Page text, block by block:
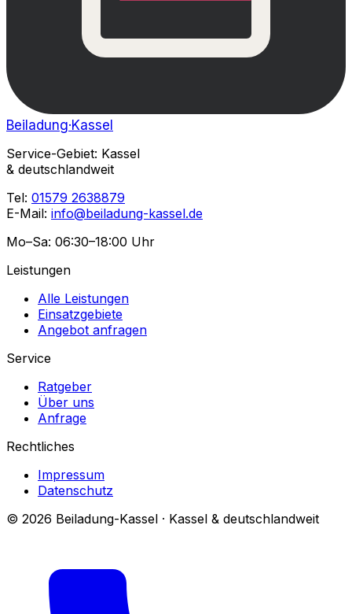
Beiladung·Kassel
Service-Gebiet: Kassel
& deutschlandweit
Tel: 01579 2638879
E-Mail: info@beiladung-kassel.de
Mo–Sa: 06:30–18:00 Uhr
Leistungen
Alle Leistungen
Einsatzgebiete
Angebot anfragen
Service
Ratgeber
Über uns
Anfrage
Rechtliches
Impressum
Datenschutz
© 2026 Beiladung-Kassel · Kassel & deutschlandweit